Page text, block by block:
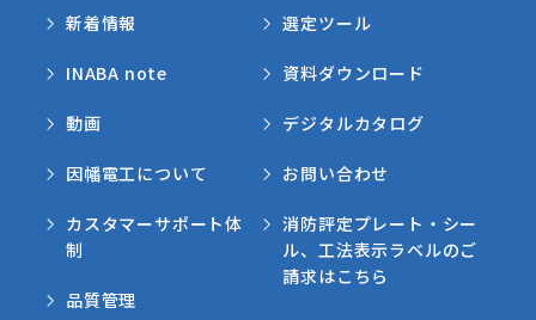
新着情報
INABA note
動画
因幡電工について
カスタマーサポート体
制
品質管理
選定ツール
資料ダウンロード
デジタルカタログ
お問い合わせ
消防評定プレート・シー
ル、工法表示ラベルのご
請求はこちら